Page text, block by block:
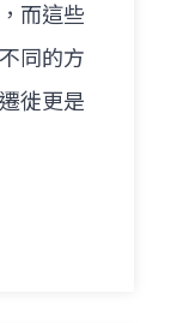
而這些
同的方
徙更是